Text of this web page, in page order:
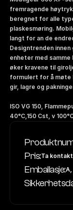
fremragende
beregnet for alle
plaskesmøring.
langt for an de
Designtrenden
enheter med
øker kravene til
formulert for å møte
gir, lagre og
ISO VG 150,
40°C,150 Cst, v
Pris:Ta kontakt
Emballasje:A,